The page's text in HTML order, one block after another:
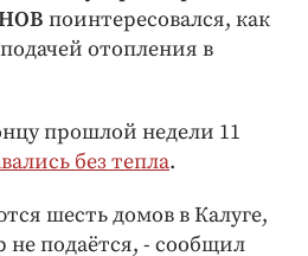
поинтересовался, как
отопления в
прошлой недели 11
без тепла.
шесть домов в Калуге,
не подаётся, - сообщил